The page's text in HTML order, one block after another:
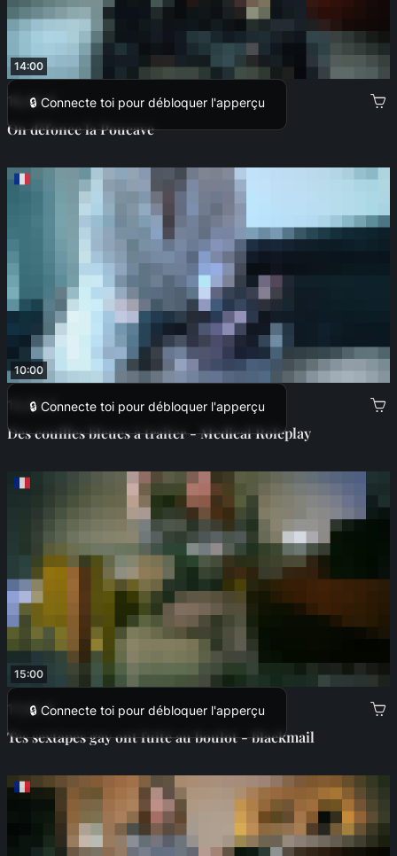
14:00
🔒 Connecte toi pour débloquer l'apperçu
16,00 €
On défonce la Poucave
10:00
🔒 Connecte toi pour débloquer l'apperçu
13,00 €
Des couilles bleues à traiter - Medical Roleplay
15:00
🔒 Connecte toi pour débloquer l'apperçu
17,00 €
Tes sextapes gay ont fuité au boulot - blackmail